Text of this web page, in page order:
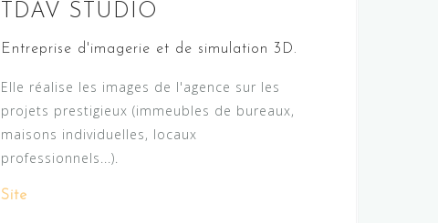
TDAV STUDIO
Entreprise d'imagerie et de simulation 3D.
Elle réalise les images de l'agence sur les
projets prestigieux (immeubles de bureaux,
maisons individuelles, locaux
professionnels...).
Site